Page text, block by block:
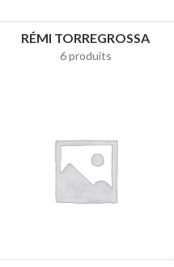
RÉMI TORREGROSSA
6 produits